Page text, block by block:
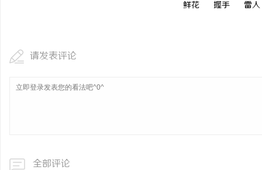
鲜花 握手 雷人
请发表评论
全部评论